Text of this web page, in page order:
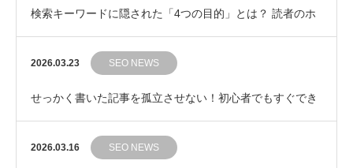
検索キーワードに隠された「4つの目的」とは？ 読者のホ
ンネを見抜く検索意図の基本
2026.03.23 SEO NEWS
せっかく書いた記事を孤立させない！初心者でもすぐでき
る「内部リンク」の自然な繋ぎ方
2026.03.16 SEO NEWS